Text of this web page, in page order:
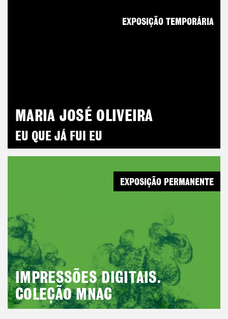
MARIA JOSÉ OLIVEIRA
EU QUE JÁ FUI EU
EXPOSIÇÃO TEMPORÁRIA
IMPRESSÕES DIGITAIS.
COLEÇÃO MNAC
EXPOSIÇÃO PERMANENTE